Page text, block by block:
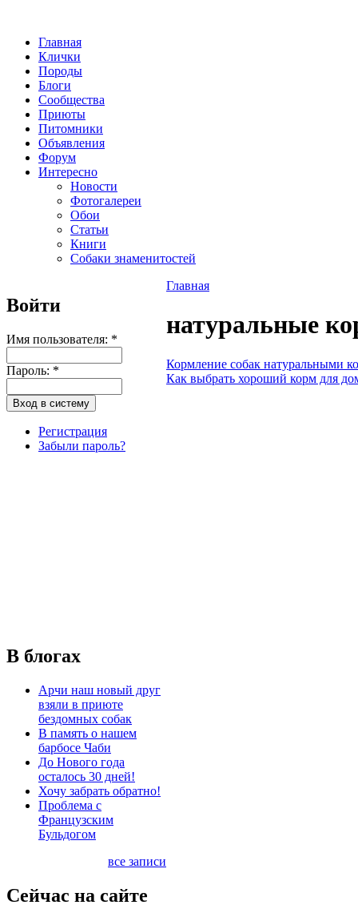
Главная
Клички
Породы
Блоги
Сообщества
Приюты
Питомники
Объявления
Форум
Интересно
Новости
Фотогалереи
Обои
Статьи
Книги
Собаки знаменитостей
Войти
Имя пользователя: *
Пароль: *
Регистрация
Забыли пароль?
В блогах
Арчи наш новый друг
взяли в приюте
бездомных собак
В память о нашем
барбосе Чаби
До Нового года
осталось 30 дней!
Хочу забрать обратно!
Проблема с
Французским
Бульдогом
все записи
Сейчас на сайте
Главная
натуральные
Кормление собак натуральными
Как выбрать хороший корм для